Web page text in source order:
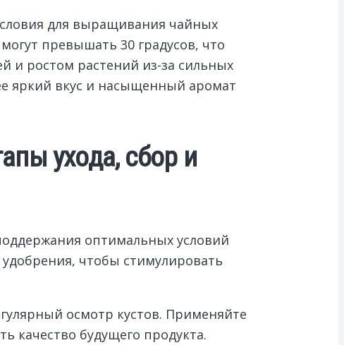
для выращивания чайных
превышать 30 градусов, что
и ростом растений из-за сильных
яркий вкус и насыщенный аромат
ухода, сбор и
оптимальных условий
чтобы стимулировать
осмотр кустов. Применяйте
качество будущего продукта.